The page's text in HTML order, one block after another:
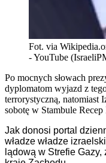
Fot. via
- YouTube
Po mocnych słowach
dyplomatom wyjazd z
terrorystyczną, natomiast
sobotę w Stambule Recep
Jak donosi portal
władze władze
lądową w Strefie